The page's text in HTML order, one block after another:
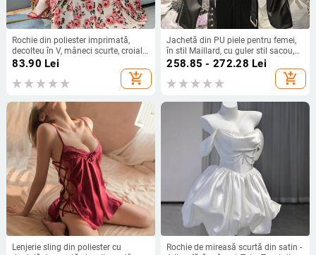
Rochie din poliester imprimată,
decolteu în V, mâneci scurte, croială
în linie A, lungime medie
83.90 Lei
add_shopping_cart
Jachetă din PU piele pentru femei,
în stil Maillard, cu guler stil sacou,
fermoar, croială lejeră
258.85 - 272.28 Lei
add_shopping_cart
Lenjerie sling din poliester cu
Rochie de mireasă scurtă din satin -